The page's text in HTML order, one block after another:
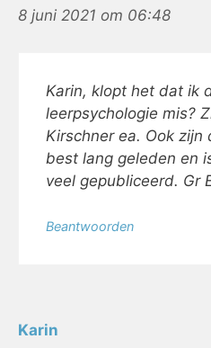
8 juni 2021 om 06:48
Karin, klopt het dat ik
leerpsychologie mis?
Kirschner ea. Ook zijn
best lang geleden en
veel gepubliceerd. Gr
Beantwoorden
Karin